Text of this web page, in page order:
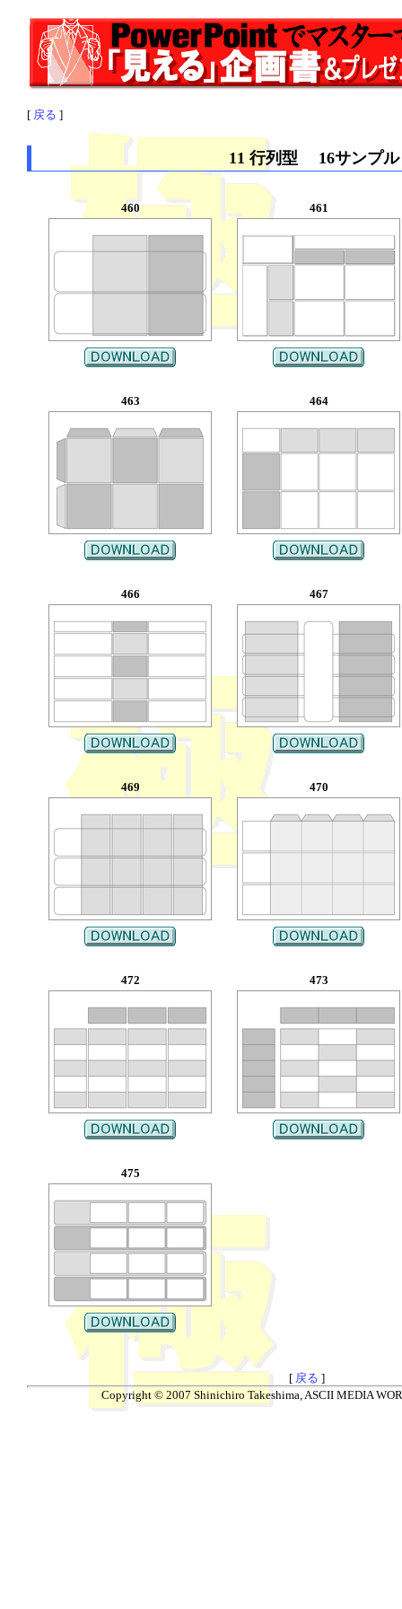
[ 戻る ]
11 行列型 16サンプル
460 461
463 464
466 467
469 470
472 473
475
[ 戻る ]
Copyright © 2007 Shinichiro Takeshima, ASCII MEDIA